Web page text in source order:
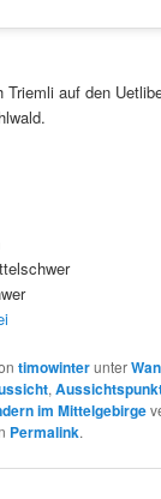
Triemli auf den
timowinterunter
,
im Mittelgebirge
Permalink.